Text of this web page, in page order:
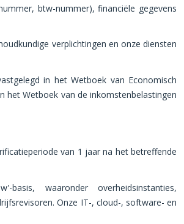
btw-nummer), financiële gegevens
verplichtingen en onze diensten
in het Wetboek van Economisch
het Wetboek van de inkomstenbelastingen
van 1 jaar na het betreffende
waaronder overheidsinstanties,
Onze IT-, cloud-, software- en